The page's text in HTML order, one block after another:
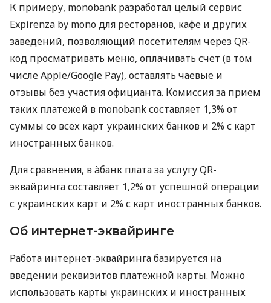
К примеру, monobank разработал целый сервис
Expirenza by mono для ресторанов, кафе и других
заведений, позволяющий посетителям через QR-
код просматривать меню, оплачивать счет (в том
числе Apple/Google Pay), оставлять чаевые и
отзывы без участия официанта. Комиссия за прием
таких платежей в monobank составляет 1,3% от
суммы со всех карт украинских банков и 2% с карт
иностранных банков.
Для сравнения, в àбанк плата за услугу QR-
эквайринга составляет 1,2% от успешной операции
с украинских карт и 2% с карт иностранных банков.
Об интернет-эквайринге
Работа интернет-эквайринга базируется на
введении реквизитов платежной карты. Можно
использовать карты украинских и иностранных